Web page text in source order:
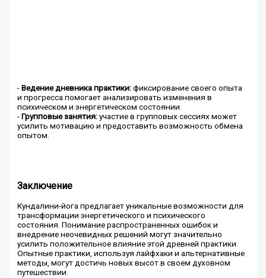
-Ведение дневника практики:фиксирование своего опыта
и прогресса помогает анализировать изменения в
психическом и энергетическом состоянии.
-Групповые занятия:участие в групповых сессиях может
усилить мотивацию и предоставить возможность обмена
опытом.
Заключение
Кундалини-йога предлагает уникальные возможности для
трансформации энергетического и психического
состояния. Понимание распространенных ошибок и
внедрение неочевидных решений могут значительно
усилить положительное влияние этой древней практики.
Опытные практики, используя лайфхаки и альтернативные
методы, могут достичь новых высот в своем духовном
путешествии.